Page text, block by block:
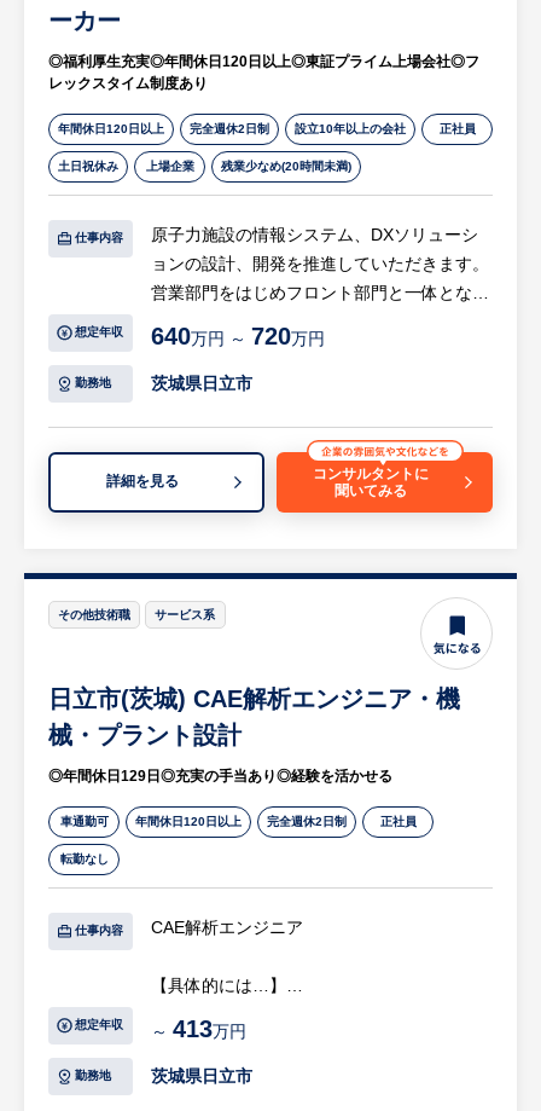
も安定しています。
ーカー
◎福利厚生充実◎年間休日120日以上◎東証プライム上場会社◎フ
レックスタイム制度あり
年間休日120日以上 完全週休2日制 設立10年以上の会社 正社員
土日祝休み 上場企業 残業少なめ(20時間未満)
仕事内容
原子力施設の情報システム、DXソリューシ
ョンの設計、開発を推進していただきます。
営業部門をはじめフロント部門と一体とな
す。受注したプロジェクトにおいては、チー
ム(パートナー各社含む)のサブリーダーある
発、テスト、現地対応までスキルや経験に応
じて携わっていただきます。
ョンに関わる以下の職務を担当します。
・顧客協創による課題・ニーズの収集と文書
・情報システムへの要求仕様を纏める設計仕
様書等、技術文書の作成。
・設計仕様を満足する情報システムの開発。
・顧客施設でのシステムテストの計画、実
行。
・稼働中の情報システムの保守、エンハンス
ス】
【魅力・やりがい】
一人者となれる機会があります。
想定年収 640万円 ～ 720万円
勤務地 茨城県日立市
詳細を見る
コンサルタントに
聞いてみる
その他技術職 サービス系
日立市(茨城) CAE解析エンジニア・機
械・プラント設計
◎年間休日129日◎充実の手当あり◎経験を活かせる
車通勤可 年間休日120日以上 完全週休2日制 正社員
転勤なし
仕事内容 CAE解析エンジニア
【具体的には…】
・配管応力解析
等
想定年収 ～ 413万円
勤務地 茨城県日立市